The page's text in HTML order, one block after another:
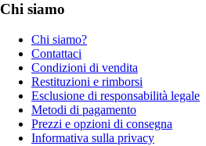
Chi siamo
Chi siamo?
Contattaci
Condizioni di vendita
Restituzioni e rimborsi
Esclusione di responsabilità legale
Metodi di pagamento
Prezzi e opzioni di consegna
Informativa sulla privacy